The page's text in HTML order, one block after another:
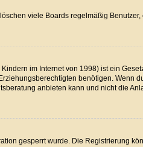
viele Boards regelmäßig
im Internet von 1998) ist ein
benötigen. Wenn
anbieten kann und nicht die
gesperrt wurde. Die Registrierung